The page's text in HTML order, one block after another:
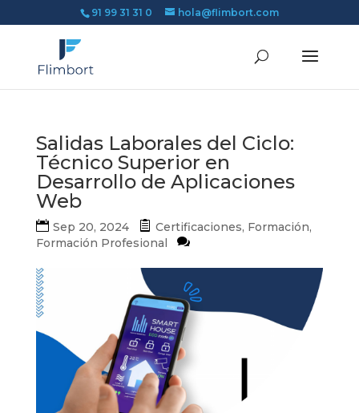
91 99 31 31 0 hola@flimbort.com
Salidas Laborales del Ciclo:
Técnico Superior en
Desarrollo de Aplicaciones
Web
Sep 20, 2024 Certificaciones, Formación,
Formación Profesional